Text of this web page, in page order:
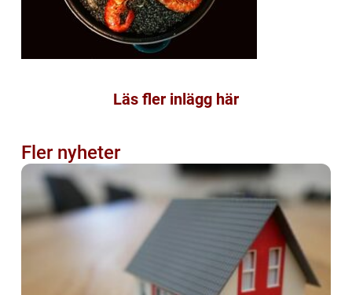
Läs fler inlägg här
Fler nyheter